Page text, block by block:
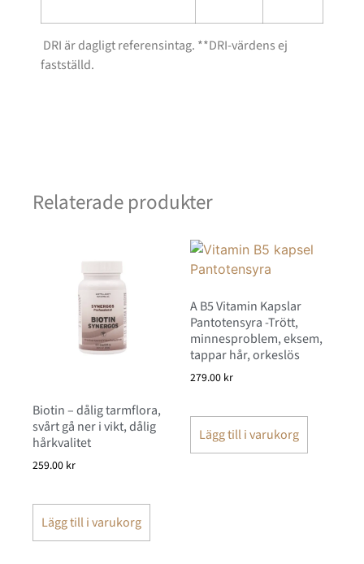
DRI är dagligt referensintag. **DRI-värdens ej
fastställd.
Relaterade produkter
Biotin – dålig tarmflora,
svårt gå ner i vikt, dålig
hårkvalitet
259.00 kr
Lägg till i varukorg
A B5 Vitamin Kapslar
Pantotensyra -Trött,
minnesproblem, eksem,
tappar hår, orkeslös
279.00 kr
Lägg till i varukorg